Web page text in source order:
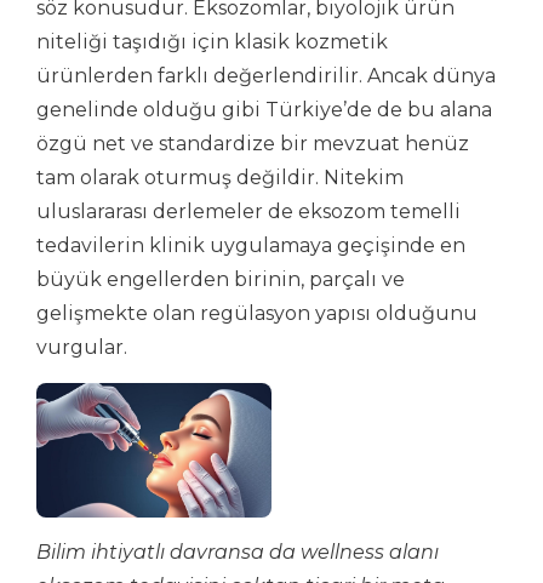
söz konusudur. Eksozomlar, biyolojik ürün
niteliği taşıdığı için klasik kozmetik
ürünlerden farklı değerlendirilir. Ancak dünya
genelinde olduğu gibi Türkiye’de de bu alana
özgü net ve standardize bir mevzuat henüz
tam olarak oturmuş değildir. Nitekim
uluslararası derlemeler de eksozom temelli
tedavilerin klinik uygulamaya geçişinde en
büyük engellerden birinin, parçalı ve
gelişmekte olan regülasyon yapısı olduğunu
vurgular.
Bilim ihtiyatlı davransa da wellness alanı